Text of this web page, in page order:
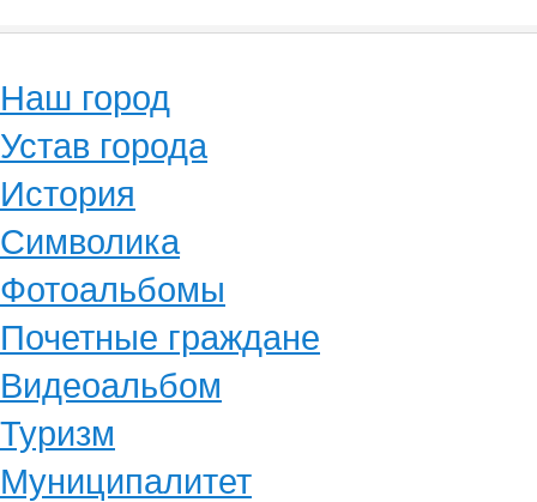
Наш город
Устав города
История
Символика
Фотоальбомы
Почетные граждане
Видеоальбом
Туризм
Муниципалитет